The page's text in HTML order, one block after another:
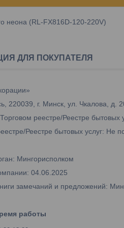
неона (RL-FX816D-120-220V)
ДЛЯ ПОКУПАТЕЛЯ
220039, г. Минск, ул. Чкалова, д.
реестре/Реестре
Реестре бытовых услуг: Не
Мингорисполком
04.06.2025
замечаний и предложений:
работы